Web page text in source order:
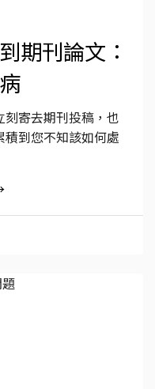
期刊論文：
寄去期刊投稿，也
到您不知該如何處